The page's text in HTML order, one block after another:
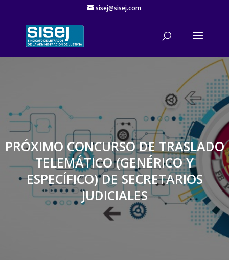
sisej@sisej.com
'
PRÓXIMO CONCURSO DE TRASLADO
TELEMÁTICO (GENÉRICO Y
ESPECÍFICO) DE SECRETARIOS
JUDICIALES